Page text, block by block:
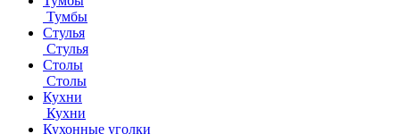
Тумбы
Стулья
Стулья
Столы
Столы
Кухни
Кухни
Кухонные уголки